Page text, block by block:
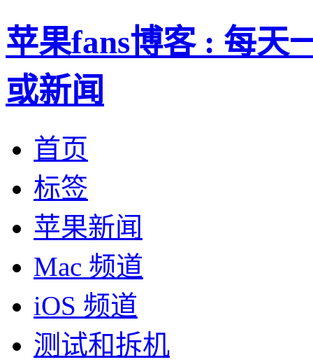
苹果fans博客 : 每天
或新闻
首页
标签
苹果新闻
Mac 频道
iOS 频道
测试和拆机